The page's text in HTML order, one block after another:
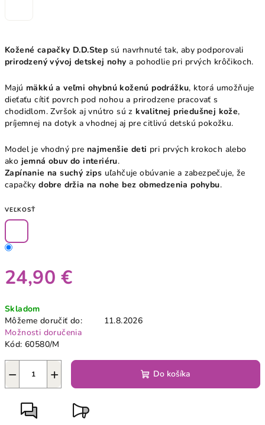
Kožené capačky D.D.Step sú navrhnuté tak, aby podporovali
prirodzený vývoj detskej nohy a pohodlie pri prvých krôčikoch.
Majú mäkkú a veľmi ohybnú koženú podrážku, ktorá umožňuje
dieťaťu cítiť povrch pod nohou a prirodzene pracovať s
chodidlom. Zvršok aj vnútro sú z kvalitnej priedušnej kože,
príjemnej na dotyk a vhodnej aj pre citlivú detskú pokožku.
Model je vhodný pre najmenšie deti pri prvých krokoch alebo
ako jemná obuv do interiéru.
Zapínanie na suchý zips uľahčuje obúvanie a zabezpečuje, že
capačkydobre držia na nohe bez obmedzenia pohybu.
VEĽKOSŤ
24,90 €
cena:
Skladom
Môžeme doručiť do:
11.8.2026
Možnosti doručenia
Kód: 60580/M
+
− Do košíka